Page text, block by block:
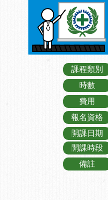
課程類別
時數
費用
報名資格
開課日期
開課時段
備註